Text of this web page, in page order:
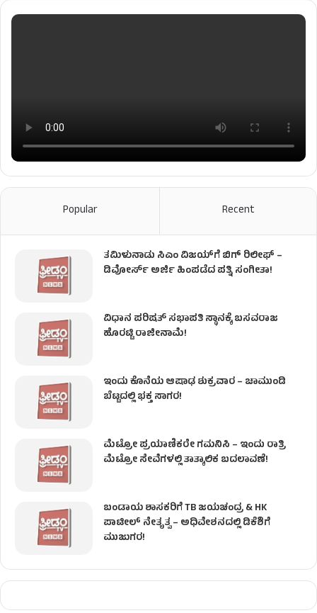
Popular Recent
ತಮಿಳುನಾಡು ಸಿಎಂ ವಿಜಯ್‌ಗೆ ಬಿಗ್ ರಿಲೀಫ್ –
ಡಿವೋರ್ಸ್ ಅರ್ಜಿ ಹಿಂಪಡೆದ ಪತ್ನಿ ಸಂಗೀತಾ!
ವಿಧಾನ ಪರಿಷತ್ ಸಭಾಪತಿ ಸ್ಥಾನಕ್ಕೆ ಬಸವರಾಜ
ಹೊರಟ್ಟಿ ರಾಜೀನಾಮೆ!
ಇಂದು ಕೊನೆಯ ಆಷಾಢ ಶುಕ್ರವಾರ – ಚಾಮುಂಡಿ
ಬೆಟ್ಟದಲ್ಲಿ ಭಕ್ತ ಸಾಗರ!
ಮೆಟ್ರೋ ಪ್ರಯಾಣಿಕರೇ ಗಮನಿಸಿ – ಇಂದು ರಾತ್ರಿ
ಮೆಟ್ರೋ ಸೇವೆಗಳಲ್ಲಿ ತಾತ್ಕಾಲಿಕ ಬದಲಾವಣೆ!
ಬಂಡಾಯ ಶಾಸಕರಿಗೆ TB ಜಯಚಂದ್ರ & HK
ಪಾಟೀಲ್ ನೇತೃತ್ವ – ಅಧಿವೇಶನದಲ್ಲಿ ಡಿಕೆಶಿಗೆ
ಮುಜುಗರ!